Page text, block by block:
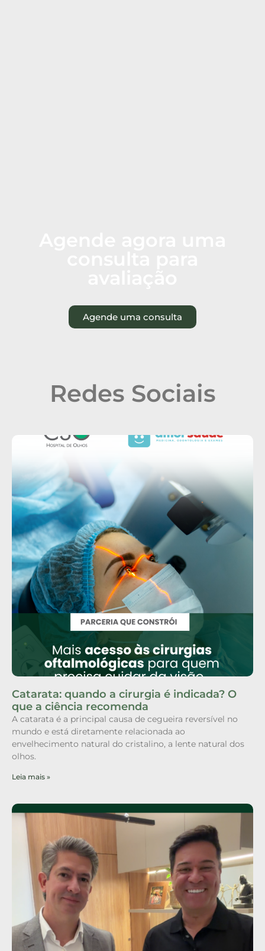
Agende uma consulta
Redes Sociais
Catarata: quando a cirurgia é indicada? O
que a ciência recomenda
A catarata é a principal causa de cegueira reversível no
mundo e está diretamente relacionada ao
envelhecimento natural do cristalino, a lente natural dos
olhos.
Leia mais »